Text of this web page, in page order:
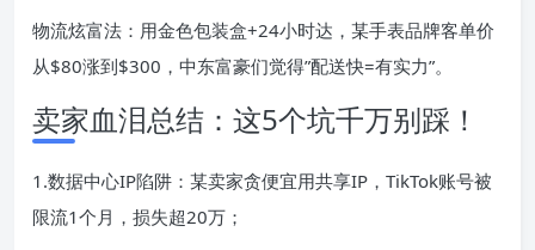
物流炫富法：用金色包装盒+24小时达，某手表品牌客单价
从$80涨到$300，中东富豪们觉得”配送快=有实力”。
卖家血泪总结：这5个坑千万别踩！
1.数据中心IP陷阱：某卖家贪便宜用共享IP，TikTok账号被
限流1个月，损失超20万；